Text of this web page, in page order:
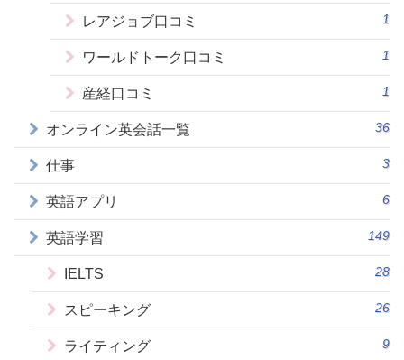
レアジョブ口コミ 1
ワールドトーク口コミ 1
産経口コミ 1
オンライン英会話一覧 36
仕事 3
英語アプリ 6
英語学習 149
IELTS 28
スピーキング 26
ライティング 9